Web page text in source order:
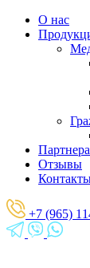
О нас
Отзывы
+7 (965)